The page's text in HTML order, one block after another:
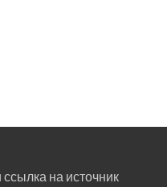
на источник